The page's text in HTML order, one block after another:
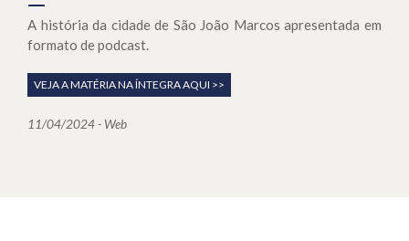
A história da cidade de São João Marcos apresentada em
formato de podcast.
VEJA A MATÉRIA NA ÍNTEGRA AQUI >>
11/04/2024 - Web